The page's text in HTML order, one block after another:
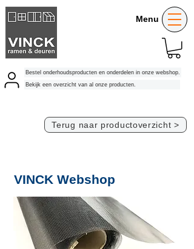
Bekijk een overzicht van al onze producten.
Bestel onderhoudsproducten en onderdelen in onze webshop.
Menu
Terug naar productoverzicht >
VINCK Webshop